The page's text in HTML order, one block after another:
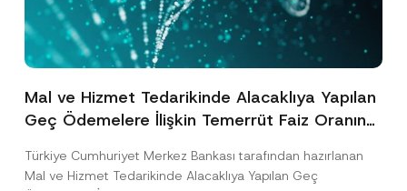
Mal ve Hizmet Tedarikinde Alacaklıya Yapılan
Geç Ödemelere İlişkin Temerrüt Faiz Oranın
Türkiye Cumhuriyet Merkez Bankası tarafından hazırlanan
Mal ve Hizmet Tedarikinde Alacaklıya Yapılan Geç
Ad
e